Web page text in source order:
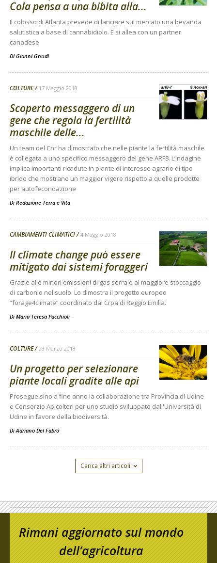
Cola pensa a una bibita alla...
Il colosso di Atlanta prevede di lanciare sul mercato una bevanda
salutistica a base di cannabidiolo. E si allea con un partner
canadese
Di Gianni Gnudi
COLTURE 17 Maggio 2018
Scoperto messaggero di un
gene che regola la fertilità
maschile delle...
Un team del Cnr ha dimostrato che nelle piante la fertilità maschile
è collegata a uno specifico messaggero del gene ARF8. L’indagine
implica importanti ricadute in piante di interesse agrario di tipo
ibrido che mostrano un maggior vigore rispetto a quelle prodotte
per autofecondazione
Di Redazione Terra e Vita
CAMBIAMENTI CLIMATICI 4 Maggio 2018
Il climate change può essere
mitigato dai sistemi foraggeri
Grazie alle minori emissioni di gas serra e al maggiore stoccaggio
di carbonio nel suolo. Lo dimostra il progetto europeo
“forage4climate” coordinato dal Crpa di Reggio Emilia.
Di Maria Teresa Pacchioli -
COLTURE 28 Marzo 2018
Un progetto per selezionare
piante locali gradite alle api
Prosegue sino a fine anno la collaborazione tra Provincia di Udine
e Consorzio Apicoltori per uno studio sviluppato dall'Università di
Udine in favore della biodiversità.
DiAdriano Del Fabro
Carica altri articoli
Rimani aggiornato sul mondo
dell’agricoltura